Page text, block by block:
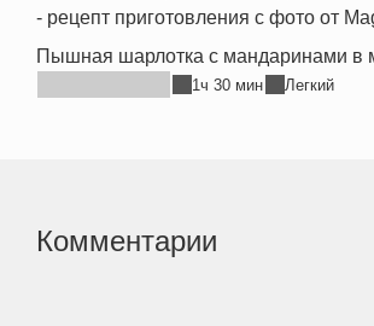
Пышная шарлотка с мандаринами в
1ч 30 мин Легкий
Комментарии